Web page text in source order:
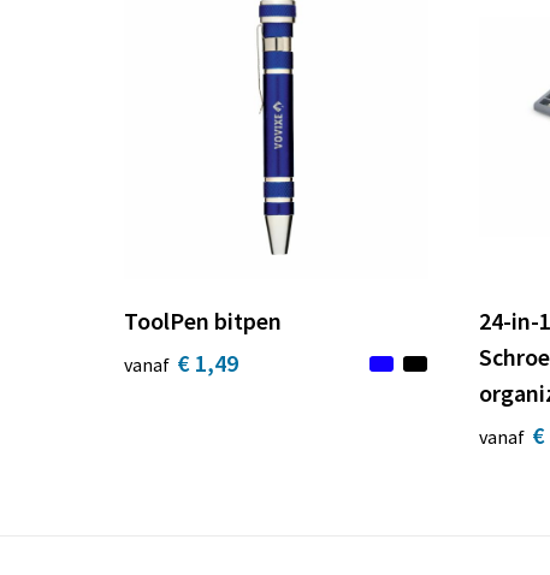
ToolPen bitpen
vanaf € 1,49
24-in-
vanaf